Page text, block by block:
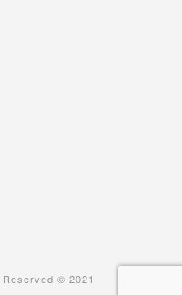
© 2021